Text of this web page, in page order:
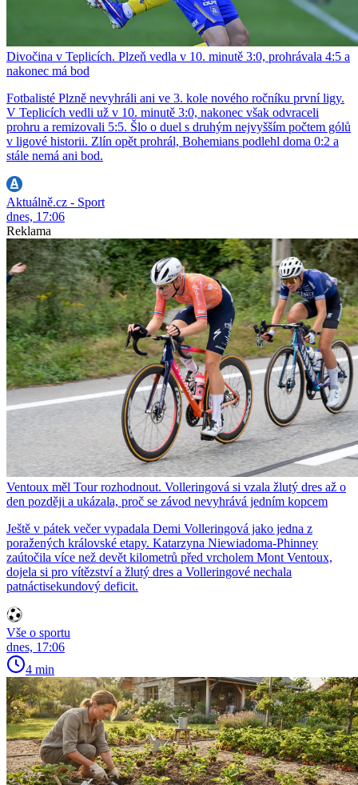
Divočina v Teplicích. Plzeň vedla v 10. minutě 3:0, prohrávala 4:5 a
nakonec má bod
Fotbalisté Plzně nevyhráli ani ve 3. kole nového ročníku první ligy.
V Teplicích vedli už v 10. minutě 3:0, nakonec však odvraceli
prohru a remizovali 5:5. Šlo o duel s druhým nejvyšším počtem gólů
v ligové historii. Zlín opět prohrál, Bohemians podlehl doma 0:2 a
stále nemá ani bod.
Aktuálně.cz - Sport
dnes, 17:06
Reklama
Ventoux měl Tour rozhodnout. Volleringová si vzala žlutý dres až o
den později a ukázala, proč se závod nevyhrává jedním kopcem
Ještě v pátek večer vypadala Demi Volleringová jako jedna z
poražených královské etapy. Katarzyna Niewiadoma-Phinney
zaútočila více než devět kilometrů před vrcholem Mont Ventoux,
dojela si pro vítězství a žlutý dres a Volleringové nechala
patnáctisekundový deficit.
Vše o sportu
dnes, 17:06
4 min